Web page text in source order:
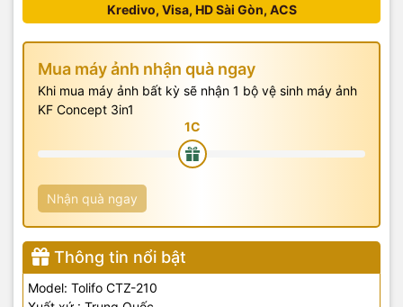
Kredivo, Visa, HD Sài Gòn, ACS
Mua máy ảnh nhận quà ngay
Khi mua máy ảnh bất kỳ sẽ nhận 1 bộ vệ sinh máy ảnh
KF Concept 3in1
Nhận quà ngay
Thông tin nổi bật
Model: Tolifo CTZ-210